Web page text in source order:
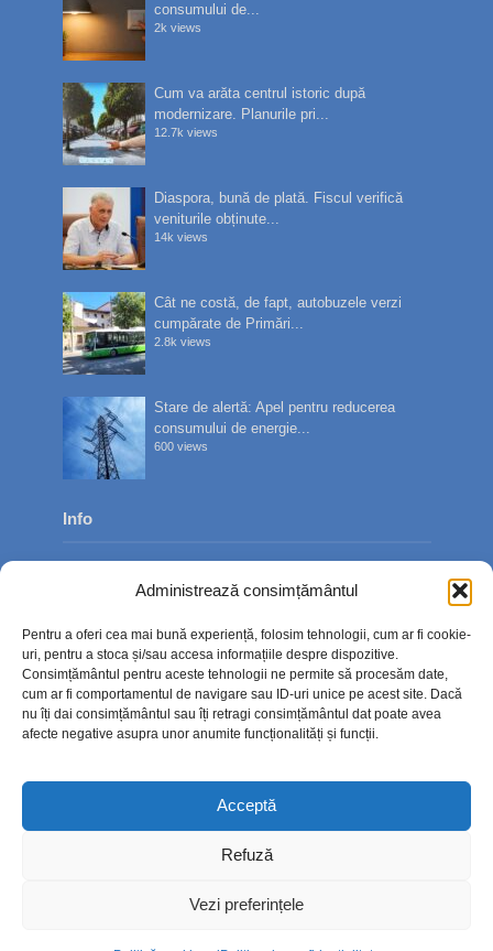
Administrează consimțământul
Pentru a oferi cea mai bună experiență, folosim tehnologii, cum ar fi cookie-
uri, pentru a stoca și/sau accesa informațiile despre dispozitive.
Consimțământul pentru aceste tehnologii ne permite să procesăm date,
cum ar fi comportamentul de navigare sau ID-uri unice pe acest site. Dacă
nu îți dai consimțământul sau îți retragi consimțământul dat poate avea
afecte negative asupra unor anumite funcționalități și funcții.
Acceptă
Refuză
Vezi preferințele
consumului de...
2k views
Cum va arăta centrul istoric după
modernizare. Planurile pri...
12.7k views
Diaspora, bună de plată. Fiscul verifică
veniturile obținute...
14k views
Cât ne costă, de fapt, autobuzele verzi
cumpărate de Primări...
2.8k views
Stare de alertă: Apel pentru reducerea
consumului de energie...
600 views
Info
Contact
Politica de confidențialitate
Politică cookie-uri (UE)